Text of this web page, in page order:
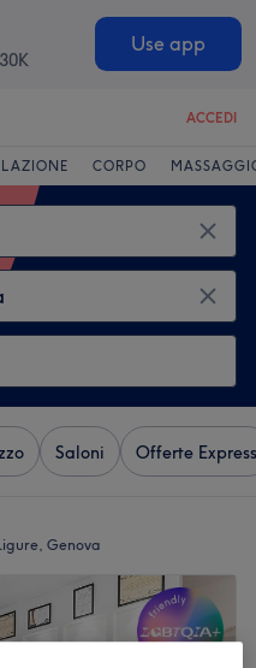
Use app
ACCEDI
CORPO
Saloni Offerte Express
Genova